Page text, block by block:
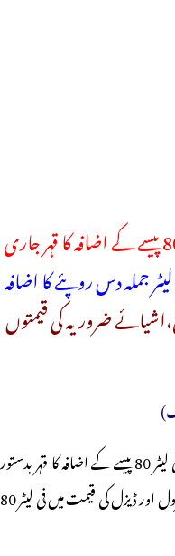
ضروریہ کی قیمتوں
ملک میں پٹرول اور ڈیزل کی قیمتوں میں روزآنہ فی لیٹر 80 پیسے کے اضافہ کا قہر بدستور
جاری ہے۔آج بروز چہارشنبہ 6 اپریل کو بھی پٹرول اور ڈیزل کی قیمت میں فی لیٹر 80